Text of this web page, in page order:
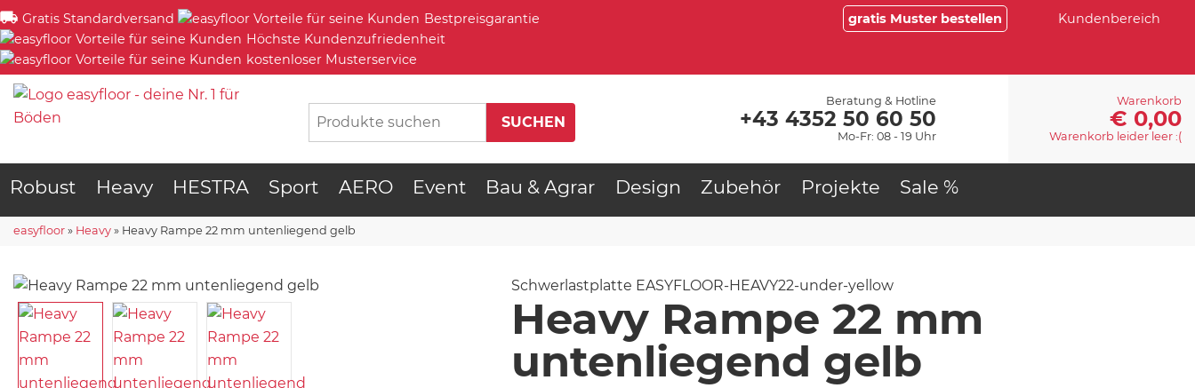
Gratis Standardversand
Bestpreisgarantie
Höchste Kundenzufriedenheit
kostenloser Musterservice
gratis Muster bestellen Kundenbereich
Beratung & Hotline
+43 4352 50 60 50
Mo-Fr: 08 - 19 Uhr
Warenkorb
€ 0,00
Warenkorb leider leer :(
Robust Heavy HESTRA Sport AERO Event Bau & Agrar Design Zubehör Projekte Sale %
easyfloor » Heavy » Heavy Rampe 22 mm untenliegend gelb
Schwerlastplatte EASYFLOOR-HEAVY22-under-yellow
Heavy Rampe 22 mm
untenliegend gelb